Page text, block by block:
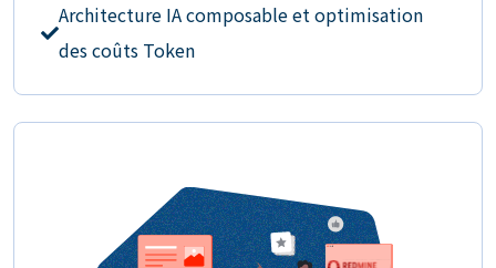
Architecture IA composable et optimisation
des coûts Token